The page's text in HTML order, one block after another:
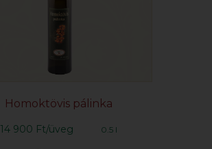
Homoktövis pálinka
14 900 Ft/üveg 0.5 l